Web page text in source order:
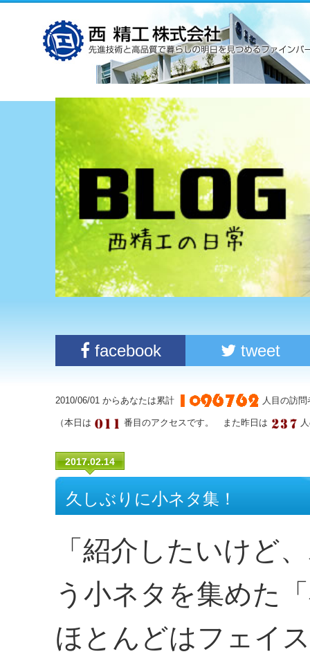
facebook tweet
2010/06/01 からあなたは累計 人目の訪
（本日は 番目のアクセスです。 また昨日は
2017.02.14
久しぶりに小ネタ集！
「紹介したいけど
う小ネタを集めた
ほとんどはフェイ